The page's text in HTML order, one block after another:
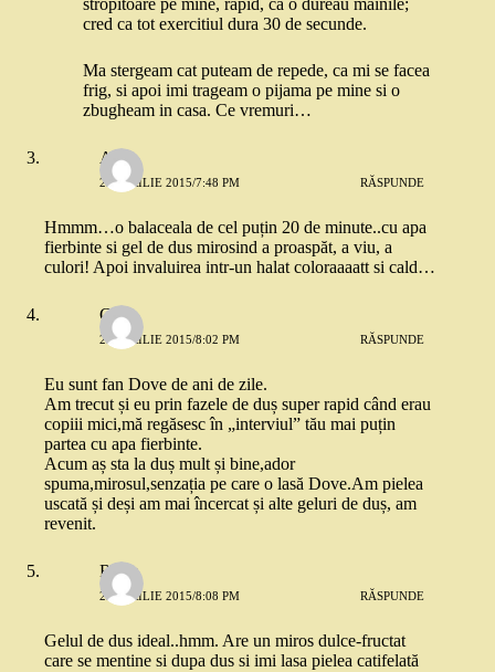
stropitoare pe mine, rapid, ca o dureau mainile;
cred ca tot exercitiul dura 30 de secunde.
Ma stergeam cat puteam de repede, ca mi se facea
frig, si apoi imi trageam o pijama pe mine si o
zbugheam in casa. Ce vremuri…
Adi
23 APRILIE 2015/7:48 PM RĂSPUNDE
Hmmm…o balaceala de cel puțin 20 de minute..cu apa
fierbinte si gel de dus mirosind a proaspăt, a viu, a
culori! Apoi invaluirea intr-un halat coloraaaatt si cald…
Carla
23 APRILIE 2015/8:02 PM RĂSPUNDE
Eu sunt fan Dove de ani de zile.
Am trecut și eu prin fazele de duș super rapid când erau
copiii mici,mă regăsesc în „interviul” tău mai puțin
partea cu apa fierbinte.
Acum aș sta la duș mult și bine,ador
spuma,mirosul,senzația pe care o lasă Dove.Am pielea
uscată și deși am mai încercat și alte geluri de duș, am
revenit.
Roxx
23 APRILIE 2015/8:08 PM RĂSPUNDE
Gelul de dus ideal..hmm. Are un miros dulce-fructat
care se mentine si dupa dus si imi lasa pielea catifelată